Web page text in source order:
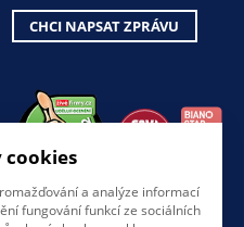
CHCI NAPSAT ZPRÁVU
cookies
a analýze informací
fungování funkcí ze sociálních